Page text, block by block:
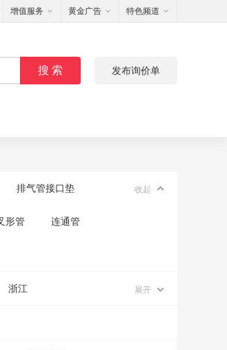
增值服务 黄金广告 特色频道
搜 索 发布询价单
排气管接口垫
形管 连通管
收起
浙江 展开